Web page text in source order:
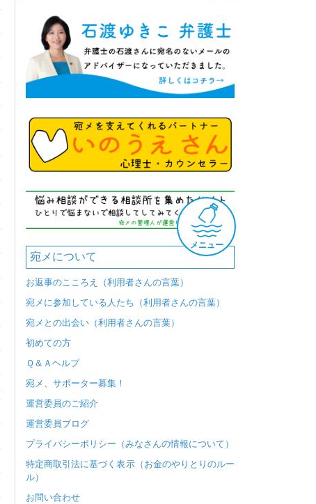
メニュー
宛メについて
お返事のこころえ（利用者さんの言葉）
宛メに参加している人たち（利用者さんの言葉）
宛メとの出会い（利用者さんの言葉）
初めての方
Ｑ＆Ａヘルプ
宛メ、サポーター募集！
運営委員のご紹介
運営委員ブログ
プライバシーポリシー（みなさんの情報について）
特定商取引法に基づく表示（お金のやりとりのルー
ル）
お問い合わせ